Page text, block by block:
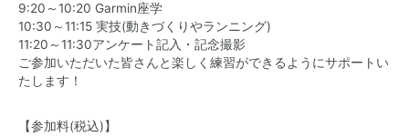
9:20～10:20 Garmin座学
10:30～11:15 実技(動きづくりやランニング)
11:20～11:30アンケート記入・記念撮影
ご参加いただいた皆さんと楽しく練習ができるようにサポートい
たします！
【参加料(税込)】